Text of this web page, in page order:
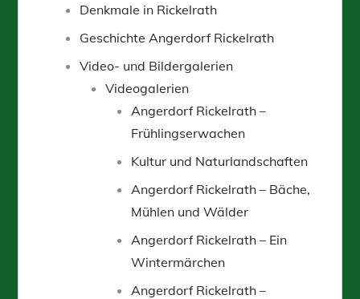
Denkmale in Rickelrath
Geschichte Angerdorf Rickelrath
Video- und Bildergalerien
Videogalerien
Angerdorf Rickelrath –
Frühlingserwachen
Kultur und Naturlandschaften
Angerdorf Rickelrath – Bäche,
Mühlen und Wälder
Angerdorf Rickelrath – Ein
Wintermärchen
Angerdorf Rickelrath –